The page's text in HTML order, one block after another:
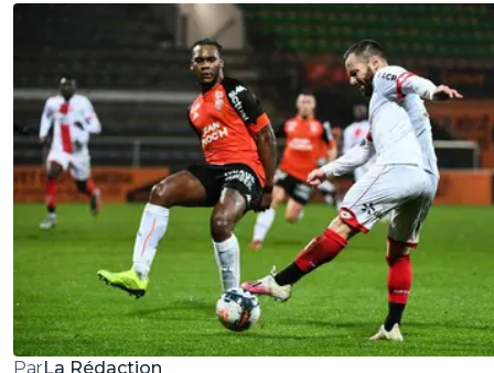
ParLa Rédaction